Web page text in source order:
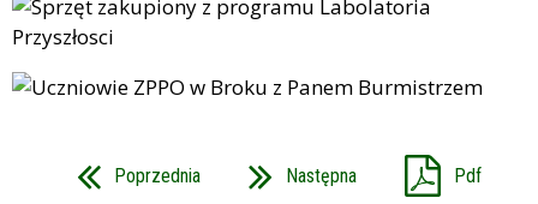
Poprzednia Następna Pdf